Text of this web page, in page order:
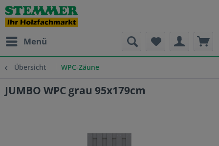
Menü
Übersicht WPC-Zäune
JUMBO WPC grau 95x179cm